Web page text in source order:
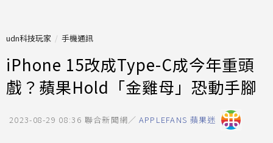
udn科技玩家 手機通訊
iPhone 15改成Type-C成今年重頭
戲？蘋果Hold「金雞母」恐動手腳
2023-08-29 08:36 聯合新聞網／ APPLEFANS 蘋果迷